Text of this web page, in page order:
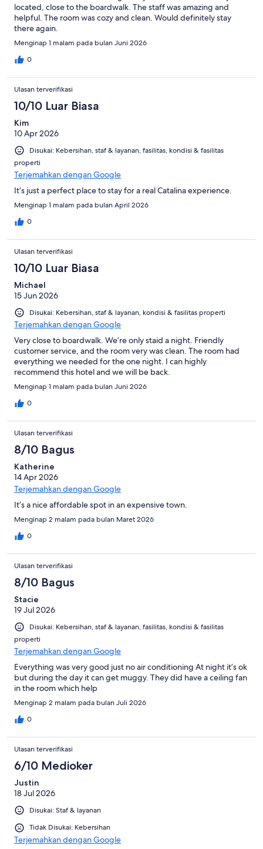
located, close to the boardwalk. The staff was amazing and
helpful. The room was cozy and clean. Would definitely stay
there again.
Menginap 1 malam pada bulan Juni 2026
0
Ulasan terverifikasi
10/10 Luar Biasa
Kim
10 Apr 2026
Disukai: Kebersihan, staf & layanan, fasilitas, kondisi & fasilitas
properti
Terjemahkan dengan Google
It’s just a perfect place to stay for a real Catalina experience.
Menginap 1 malam pada bulan April 2026
0
Ulasan terverifikasi
10/10 Luar Biasa
Michael
15 Jun 2026
Disukai: Kebersihan, staf & layanan, kondisi & fasilitas properti
Terjemahkan dengan Google
Very close to boardwalk. We’re only staid a night. Friendly
customer service, and the room very was clean. The room had
everything we needed for the one night. I can highly
recommend this hotel and we will be back.
Menginap 1 malam pada bulan Juni 2026
0
Ulasan terverifikasi
8/10 Bagus
Katherine
14 Apr 2026
Terjemahkan dengan Google
It’s a nice affordable spot in an expensive town.
Menginap 2 malam pada bulan Maret 2026
0
Ulasan terverifikasi
8/10 Bagus
Stacie
19 Jul 2026
Disukai: Kebersihan, staf & layanan, fasilitas, kondisi & fasilitas
properti
Terjemahkan dengan Google
Everything was very good just no air conditioning At night it’s ok
but during the day it can get muggy. They did have a ceiling fan
in the room which help
Menginap 2 malam pada bulan Juli 2026
0
Ulasan terverifikasi
6/10 Medioker
Justin
18 Jul 2026
Disukai: Staf & layanan
Tidak Disukai: Kebersihan
Terjemahkan dengan Google